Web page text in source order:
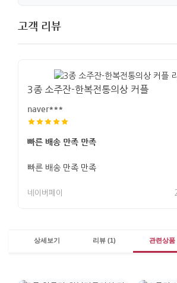
고객 리뷰
3종 소주잔-한복전통의상 커플
naver***
빠른 배송 만족 만족
빠른 배송 만족 만족
네이버페이
상세보기 리뷰 (1) 관련상품